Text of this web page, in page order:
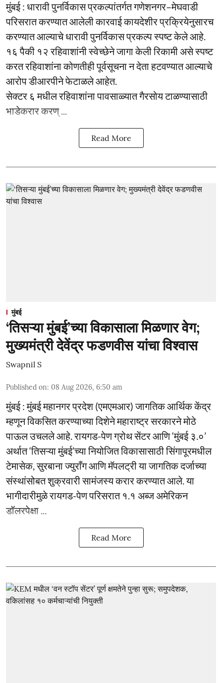
मुंबई : धारावी पुनर्विकास प्रकल्पांतर्गत गणेशनगर–मेघवाडी
परिसरात करण्यात आलेली कारवाई कायदेशीर प्रक्रियेनुसारच
करण्यात आल्याचे धारावी पुनर्विकास प्रकल्प स्पष्ट केले आहे.
१६ पैकी १२ रहिवाशांनी स्वेच्छेने जागा केली रिकामी असे स्पष्ट
करत रहिवाशांना कोणतीही पूर्वसूचना न देता हटवण्यात आल्याचे
आरोप डीआरपीने फेटाळले आहेत.
सेक्टर ६ मधील रहिवाशांना पावसाळ्यात गैरसोय टाळण्यासाठी
भाडेकरार करण् ...
Read More
मुंबई
‘तिसऱ्या मुंबई’च्या विकासाला मिळणार वेग;
मुख्यमंत्री देवेंद्र फडणवीस यांचा विश्वास
Swapnil S
Published on: 08 Aug 2026, 6:50 am
मुंबई : मुंबई महानगर प्रदेश (एमएमआर) जागतिक आर्थिक केंद्र
म्हणून विकसित करण्याच्या दिशेने महाराष्ट्र सरकारने मोठे
पाऊल उचलले आहे. रायगड-पेण ग्रोथ सेंटर आणि ‘मुंबई ३.०’
अर्थात ‘तिसऱ्या मुंबई’च्या नियोजित विकासासाठी सिंगापूरमधील
टेमासेक, सुरबाना ज्युराँग आणि मॅपलट्री या जागतिक दर्जाच्या
संस्थांसोबत शुक्रवारी सामंजस्य करार करण्यात आले. या
भागीदारीमुळे रायगड-पेण परिसरात १.१ अब्ज अमेरिकन
डॉलरपेक्षा ...
Read More